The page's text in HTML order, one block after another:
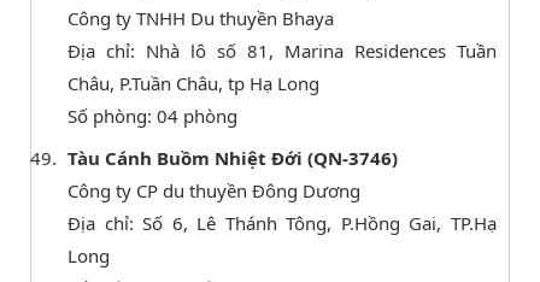
Công ty TNHH Du thuyền Bhaya
Địa chỉ: Nhà lô số 81, Marina Residences Tuần
Châu, P.Tuần Châu, tp Hạ Long
Số phòng: 04 phòng
Tàu Cánh Buồm Nhiệt Đới (QN-3746)
Công ty CP du thuyền Đông Dương
Địa chỉ: Số 6, Lê Thánh Tông, P.Hồng Gai, TP.Hạ
Long